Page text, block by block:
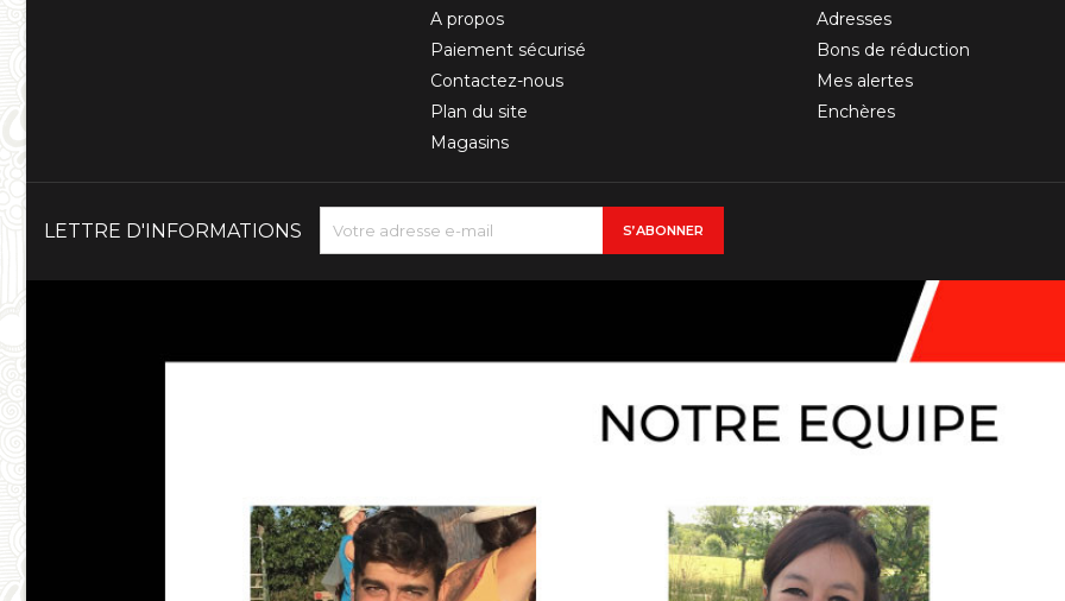
A propos
Paiement sécurisé
Contactez-nous
Plan du site
Magasins
Adresses
Bons de réduction
Mes alertes
Enchères
LETTRE D'INFORMATIONS